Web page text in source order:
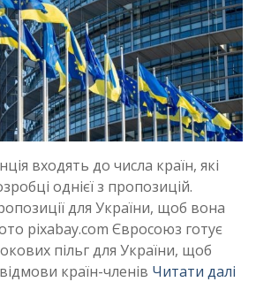
входять до числа країн, які
однієї з пропозицій.
для України, щоб вона
pixabay.com Євросоюз готує
пільг для України, щоб
країн-членів Читати далі